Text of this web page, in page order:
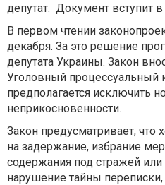
депутат. Документ вступит
В первом чтении
декабря. За это решение
депутата Украины. Закон
Уголовный процессуальный
предполагается исключить
неприкосновенности.
Закон предусматривает, что
на задержание, избрание
содержания под стражей
нарушение тайны